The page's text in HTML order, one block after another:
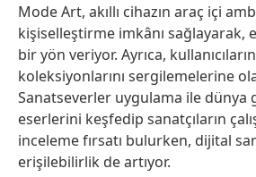
Mode Art, akıllı cihazın araç içi
kişiselleştirme imkânı sağlayarak,
bir yön veriyor. Ayrıca,
koleksiyonlarını sergilemelerine
Sanatseverler uygulama ile dünya
eserlerini keşfedip sanatçıların
inceleme fırsatı bulurken, dijital
erişilebilirlik de artıyor.